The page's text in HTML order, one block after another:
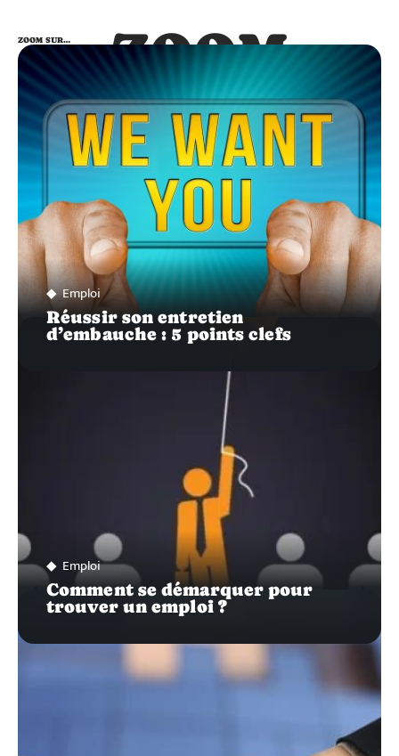
ZOOM
SUR…
ZOOM SUR…
Emploi
Réussir son entretien
d’embauche : 5 points clefs
Emploi
Comment se démarquer pour
trouver un emploi ?